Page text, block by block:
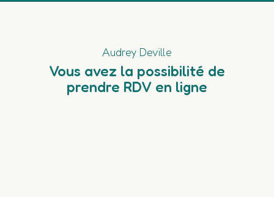
Audrey Deville
Vous avez la possibilité de
prendre RDV en ligne